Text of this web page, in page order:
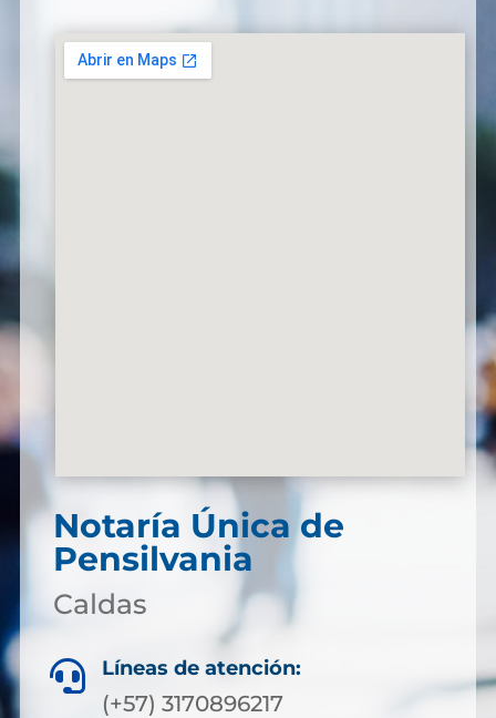
Notaría Única de
Pensilvania
Caldas
 Líneas de atención:
(+57) 3170896217